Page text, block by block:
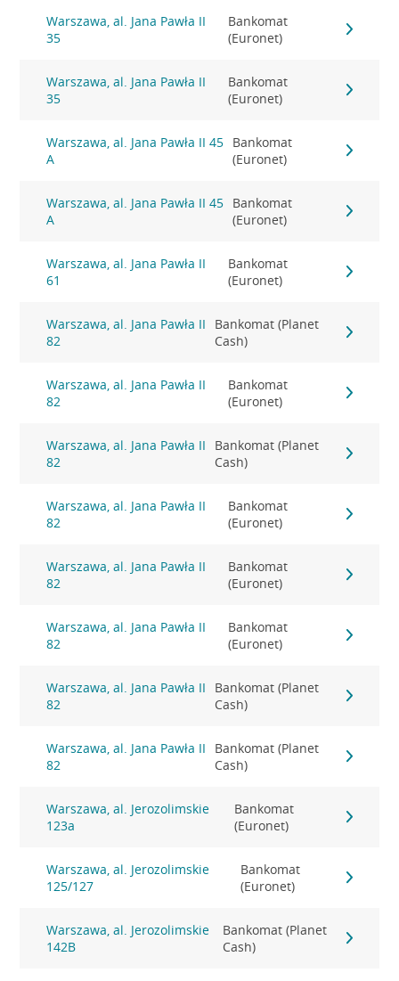
Warszawa, al. Jana Pawła II
35
Bankomat
(Euronet)
Warszawa, al. Jana Pawła II
35
Bankomat
(Euronet)
Warszawa, al. Jana Pawła II 45
A
Bankomat
(Euronet)
Warszawa, al. Jana Pawła II 45
A
Bankomat
(Euronet)
Warszawa, al. Jana Pawła II
61
Bankomat
(Euronet)
Warszawa, al. Jana Pawła II
82
Bankomat (Planet
Cash)
Warszawa, al. Jana Pawła II
82
Bankomat
(Euronet)
Warszawa, al. Jana Pawła II
82
Bankomat (Planet
Cash)
Warszawa, al. Jana Pawła II
82
Bankomat
(Euronet)
Warszawa, al. Jana Pawła II
82
Bankomat
(Euronet)
Warszawa, al. Jana Pawła II
82
Bankomat
(Euronet)
Warszawa, al. Jana Pawła II
82
Bankomat (Planet
Cash)
Warszawa, al. Jana Pawła II
82
Bankomat (Planet
Cash)
Warszawa, al. Jerozolimskie
123a
Bankomat
(Euronet)
Warszawa, al. Jerozolimskie
125/127
Bankomat
(Euronet)
Warszawa, al. Jerozolimskie
142B
Bankomat (Planet
Cash)